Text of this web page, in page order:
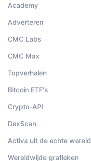
Academy
Adverteren
CMC Labs
CMC Max
Topverhalen
Bitcoin ETF's
Crypto-API
DexScan
Activa uit de echte wereld
Wereldwijde grafieken